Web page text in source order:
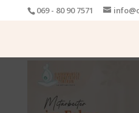
069 - 80 90 7571